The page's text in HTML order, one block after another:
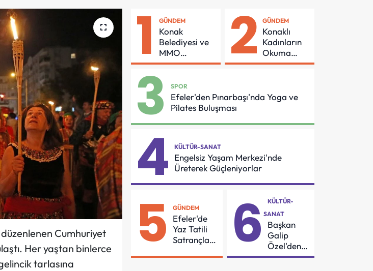
Cumhuriyet
Her yaştan binlerce
tarlasına
1 GÜNDEM
Konak
Belediyesi ve
MMO
Arasında
Güvenliği İçin
Önemli
Protokol
2 GÜNDEM
Konaklı
Kadınların
Okuma
Azmi Örnek
3 SPOR
Efeler'den Pınarbaşı'nda Yoga ve
Pilates Buluşması
4 KÜLTÜR-SANAT
Engelsiz Yaşam Merkezi'nde
Üreterek Güçleniyorlar
5 GÜNDEM
Efeler'de
Yaz Tatili
Satrançla
6
KÜLTÜR-
SANAT
Başkan
Galip
Özel'den
55